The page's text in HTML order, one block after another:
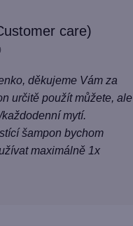
care)
děkujeme Vám za
určitě použít můžete, ale
mytí.
šampon bychom
maximálně 1x